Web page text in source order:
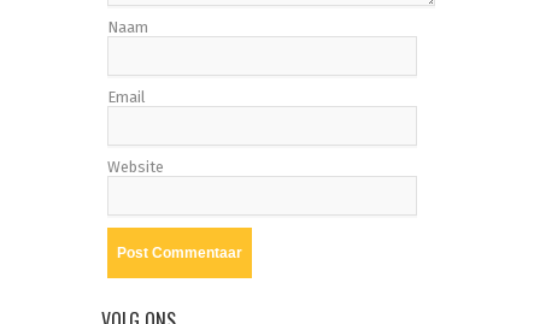
Naam
Email
Website